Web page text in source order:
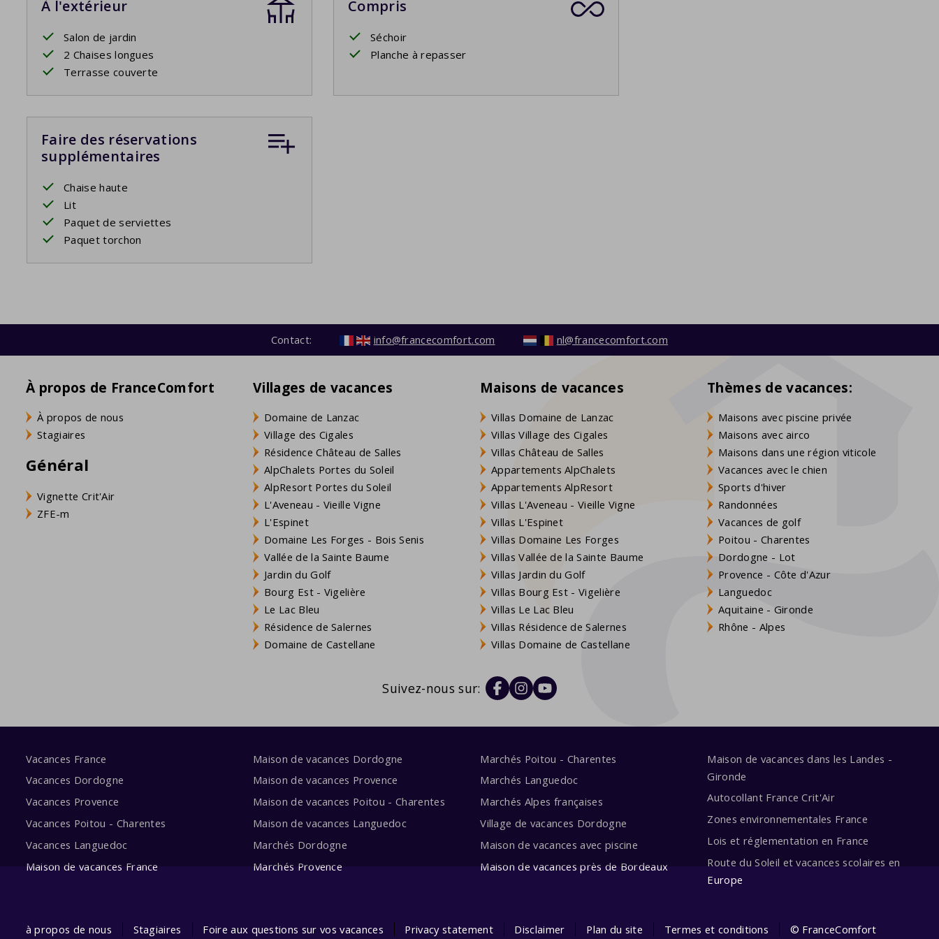
À l'extérieur
Salon de jardin
2 Chaises longues
Terrasse couverte
Compris
Séchoir
Planche à repasser
Faire des réservations
supplémentaires
Chaise haute
Lit
Paquet de serviettes
Paquet torchon
Contact: info@francecomfort.com nl@francecomfort.com
À propos de FranceComfort
À propos de nous
Stagiaires
Général
Vignette Crit'Air
ZFE-m
Villages de vacances
Domaine de Lanzac
Village des Cigales
Résidence Château de Salles
AlpChalets Portes du Soleil
AlpResort Portes du Soleil
L'Aveneau - Vieille Vigne
L'Espinet
Domaine Les Forges - Bois Senis
Vallée de la Sainte Baume
Jardin du Golf
Bourg Est - Vigelière
Le Lac Bleu
Résidence de Salernes
Domaine de Castellane
Maisons de vacances
Villas Domaine de Lanzac
Villas Village des Cigales
Villas Château de Salles
Appartements AlpChalets
Appartements AlpResort
Villas L'Aveneau - Vieille Vigne
Villas L'Espinet
Villas Domaine Les Forges
Villas Vallée de la Sainte Baume
Villas Jardin du Golf
Villas Bourg Est - Vigelière
Villas Le Lac Bleu
Villas Résidence de Salernes
Villas Domaine de Castellane
Thèmes de vacances:
Maisons avec piscine privée
Maisons avec airco
Maisons dans une région viticole
Vacances avec le chien
Sports d'hiver
Randonnées
Vacances de golf
Poitou - Charentes
Dordogne - Lot
Provence - Côte d'Azur
Languedoc
Aquitaine - Gironde
Rhône - Alpes
Suivez-nous sur:
Vacances France
Vacances Dordogne
Vacances Provence
Vacances Poitou - Charentes
Vacances Languedoc
Maison de vacances France
Maison de vacances Dordogne
Maison de vacances Provence
Maison de vacances Poitou - Charentes
Maison de vacances Languedoc
Marchés Dordogne
Marchés Provence
Marchés Poitou - Charentes
Marchés Languedoc
Marchés Alpes françaises
Village de vacances Dordogne
Maison de vacances avec piscine
Maison de vacances près de Bordeaux
Maison de vacances dans les Landes -
Gironde
Autocollant France Crit'Air
Zones environnementales France
Lois et réglementation en France
Route du Soleil et vacances scolaires en
Europe
à propos de nous Stagiaires Foire aux questions sur vos vacances Privacy statement Disclaimer Plan du site Termes et conditions © FranceComfort